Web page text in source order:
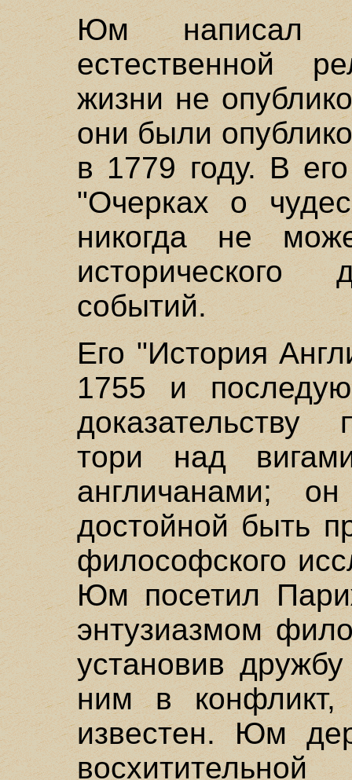
Юм написал
естественной
жизни не
они были
в 1779 году. В
"Очерках о
никогда не
исторического
событий.
Его "История
1755 и
доказательству
тори над
англичанами;
достойной быть
философского
Юм посетил
энтузиазмом
установив
ним в конфликт,
известен. Юм